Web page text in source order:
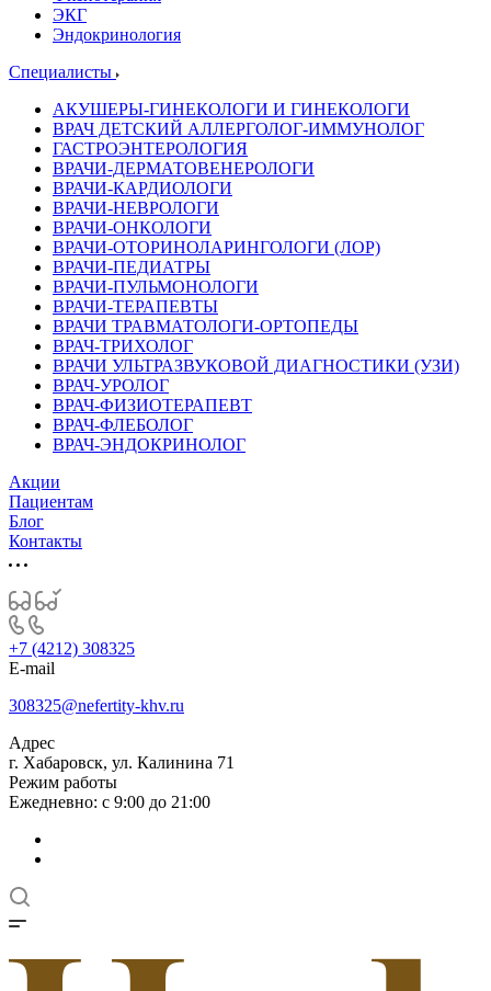
ЭКГ
Эндокринология
Специалисты
АКУШЕРЫ-ГИНЕКОЛОГИ И ГИНЕКОЛОГИ
ВРАЧ ДЕТСКИЙ АЛЛЕРГОЛОГ-ИММУНОЛОГ
ГАСТРОЭНТЕРОЛОГИЯ
ВРАЧИ-ДЕРМАТОВЕНЕРОЛОГИ
ВРАЧИ-КАРДИОЛОГИ
ВРАЧИ-НЕВРОЛОГИ
ВРАЧИ-ОНКОЛОГИ
ВРАЧИ-ОТОРИНОЛАРИНГОЛОГИ (ЛОР)
ВРАЧИ-ПЕДИАТРЫ
ВРАЧИ-ПУЛЬМОНОЛОГИ
ВРАЧИ-ТЕРАПЕВТЫ
ВРАЧИ ТРАВМАТОЛОГИ-ОРТОПЕДЫ
ВРАЧ-ТРИХОЛОГ
ВРАЧИ УЛЬТРАЗВУКОВОЙ ДИАГНОСТИКИ (УЗИ)
ВРАЧ-УРОЛОГ
ВРАЧ-ФИЗИОТЕРАПЕВТ
ВРАЧ-ФЛЕБОЛОГ
ВРАЧ-ЭНДОКРИНОЛОГ
Акции
Пациентам
Блог
Контакты
+7 (4212) 308325
E-mail
308325@nefertity-khv.ru
Адрес
г. Хабаровск, ул. Калинина 71
Режим работы
Ежедневно: с 9:00 до 21:00